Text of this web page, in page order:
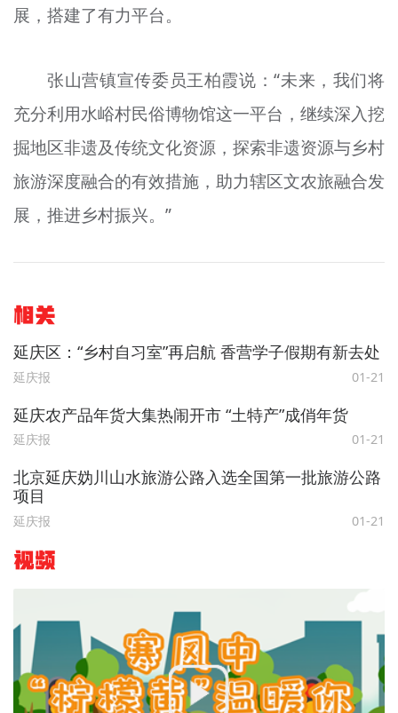
展，搭建了有力平台。
张山营镇宣传委员王柏霞说：“未来，我们将
充分利用水峪村民俗博物馆这一平台，继续深入挖
掘地区非遗及传统文化资源，探索非遗资源与乡村
旅游深度融合的有效措施，助力辖区文农旅融合发
展，推进乡村振兴。”
相关
延庆区：“乡村自习室”再启航 香营学子假期有新去处
延庆报 01-21
延庆农产品年货大集热闹开市 “土特产”成俏年货
延庆报 01-21
北京延庆妫川山水旅游公路入选全国第一批旅游公路
项目
延庆报 01-21
视频